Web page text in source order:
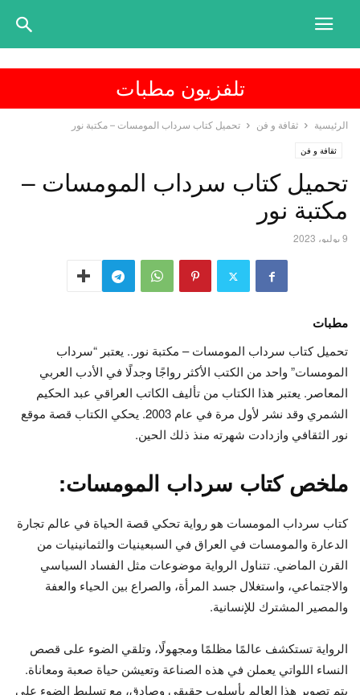
تلفزيون مطبات
الرئيسية ثقافة و فن تحميل كتاب سرداب المومسات – مكتبة نور
ثقافة و فن
تحميل كتاب سرداب المومسات –
مكتبة نور
9 يوليو، 2023
مطبات
تحميل كتاب سرداب المومسات – مكتبة نور.. يعتبر “سرداب
المومسات” واحد من الكتب الأكثر رواجًا وجدلًا في الأدب العربي
المعاصر. يعتبر هذا الكتاب من تأليف الكاتب العراقي عبد الحكيم
الشمري وقد نشر لأول مرة في عام 2003. يحكي الكتاب قصة موقع
نور الثقافي وازدادت شهرته منذ ذلك الحين.
ملخص كتاب سرداب المومسات:
كتاب سرداب المومسات هو رواية تحكي قصة الحياة في عالم تجارة
الدعارة والمومسات في العراق في السبعينيات والثمانينيات من
القرن الماضي. تتناول الرواية موضوعات مثل الفساد السياسي
والاجتماعي، واستغلال جسد المرأة، والصراع بين الحياء والعفة
والمصير المشترك للإنسانية.
الرواية تستكشف عالمًا مظلمًا ومجهولًا، وتلقي الضوء على قصص
النساء اللواتي يعملن في هذه الصناعة وتعيشن حياة صعبة ومعاناة.
يتم تصوير هذا العالم بأسلوب حقيقي وصادق، مع تسليط الضوء على